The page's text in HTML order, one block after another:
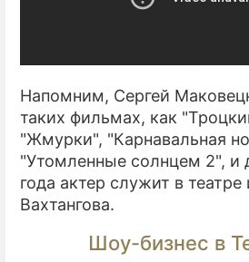
Напомним, Сергей
таких фильмах, как
"Жмурки", "Карнавальная
"Утомленные солнцем 2", и
года актер служит в
Вахтангова.
Шоу-бизнес в